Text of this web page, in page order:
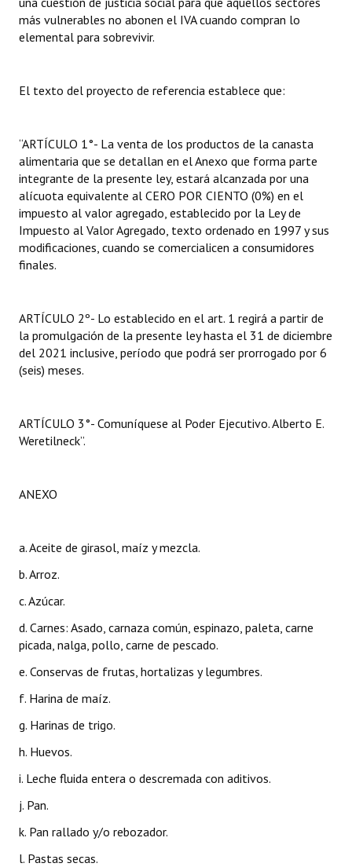
más vulnerables no abonen el IVA cuando compran lo
elemental para sobrevivir.
El texto del proyecto de referencia establece que:
“ARTÍCULO 1°- La venta de los productos de la canasta
alimentaria que se detallan en el Anexo que forma parte
integrante de la presente ley, estará alcanzada por una
alícuota equivalente al CERO POR CIENTO (0%) en el
impuesto al valor agregado, establecido por la Ley de
Impuesto al Valor Agregado, texto ordenado en 1997 y sus
modificaciones, cuando se comercialicen a consumidores
finales.
ARTÍCULO 2º- Lo establecido en el art. 1 regirá a partir de
la promulgación de la presente ley hasta el 31 de diciembre
del 2021 inclusive, período que podrá ser prorrogado por 6
(seis) meses.
ARTÍCULO 3°- Comuníquese al Poder Ejecutivo. Alberto E.
Weretilneck”.
ANEXO
a. Aceite de girasol, maíz y mezcla.
b. Arroz.
c. Azúcar.
d. Carnes: Asado, carnaza común, espinazo, paleta, carne
picada, nalga, pollo, carne de pescado.
e. Conservas de frutas, hortalizas y legumbres.
f. Harina de maíz.
g. Harinas de trigo.
h. Huevos.
i. Leche fluida entera o descremada con aditivos.
j. Pan.
k. Pan rallado y/o rebozador.
l. Pastas secas.